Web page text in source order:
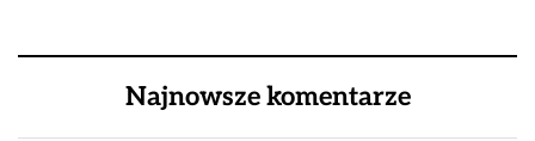
Najnowsze komentarze